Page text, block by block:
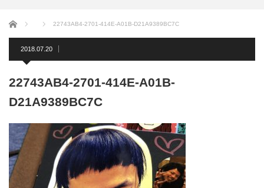
ホーム 22743AB4-2701-414E-A01B-D21A9389BC7C
2018.07.20
22743AB4-2701-414E-A01B-
D21A9389BC7C